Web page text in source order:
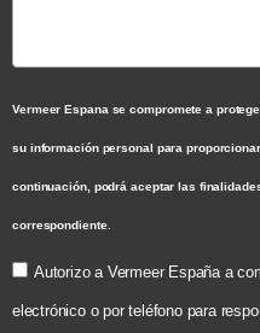
Vermeer Espana se compromete a
su información personal para
continuación, podrá aceptar las
correspondiente.
Autorizo a Vermeer España a
electrónico o por teléfono para